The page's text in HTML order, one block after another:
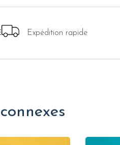
Expédition rapide